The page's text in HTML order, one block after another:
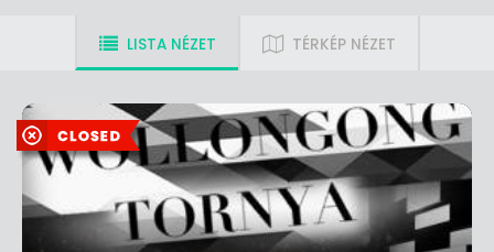
LISTA NÉZET TÉRKÉP NÉZET